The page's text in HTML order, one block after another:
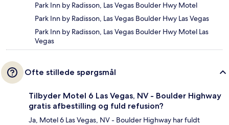
Park Inn by Radisson, Las Vegas Boulder Hwy Motel
Park Inn by Radisson, Las Vegas Boulder Hwy Las Vegas
Park Inn by Radisson, Las Vegas Boulder Hwy Motel Las
Vegas
Ofte stillede spørgsmål
Tilbyder Motel 6 Las Vegas, NV - Boulder Highway
gratis afbestilling og fuld refusion?
Ja, Motel 6 Las Vegas, NV - Boulder Highway har fuldt